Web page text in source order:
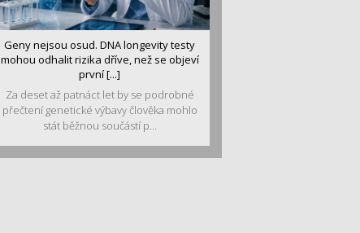
Geny nejsou osud. DNA longevity testy
mohou odhalit rizika dříve, než se objeví
první [...]
Za deset až patnáct let by se podrobné
přečtení genetické výbavy člověka mohlo
stát běžnou součástí p...